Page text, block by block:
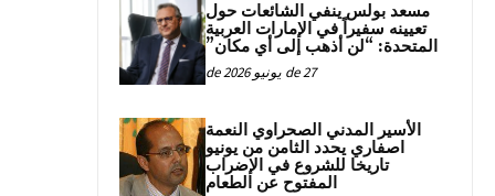
مسعد بولس ينفي الشائعات حول
تعيينه سفيراً في الإمارات العربية
المتحدة: “لن أذهب إلى أي مكان”
27 de يونيو de 2026
الأسير المدني الصحراوي النعمة
اصفاري يحدد الثامن من يونيو
تاريخا للشروع في الإضراب
المفتوح عن الطعام